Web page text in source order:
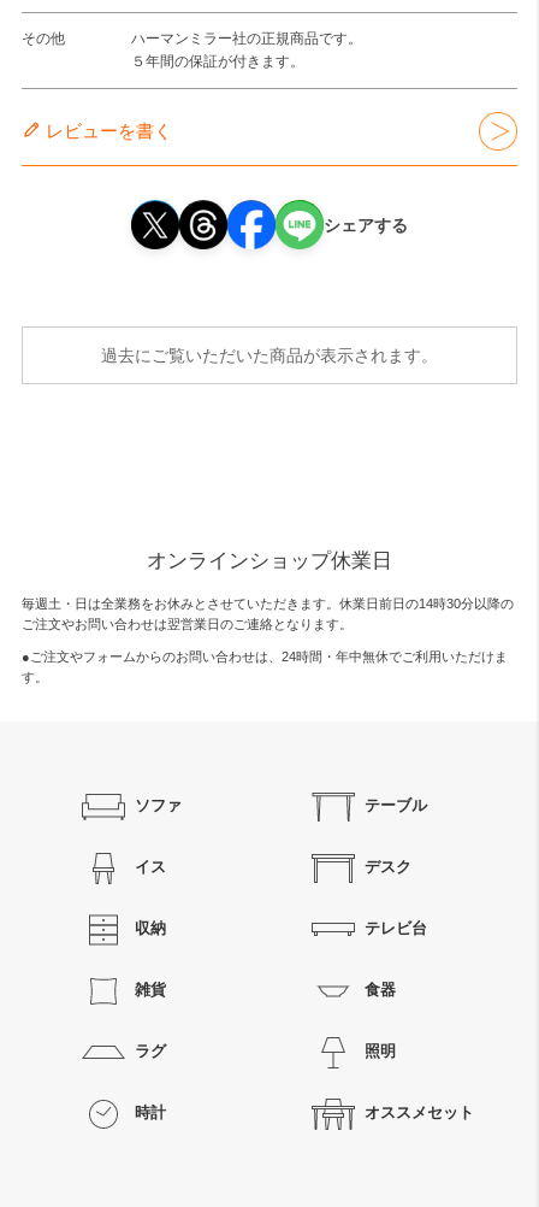
その他
ハーマンミラー社の正規商品です。
５年間の保証が付きます。
レビューを書く
シェアする
過去にご覧いただいた商品が表示されます。
オンラインショップ休業日
毎週土・日は全業務をお休みとさせていただきます。休業日前日の14時30分以降の
ご注文やお問い合わせは翌営業日のご連絡となります。
●ご注文やフォームからのお問い合わせは、 24時間・年中無休でご利用いただけま
す。
ソファ テーブル
イス デスク
収納 テレビ台
雑貨 食器
ラグ 照明
時計 オススメセット